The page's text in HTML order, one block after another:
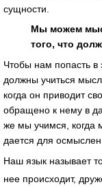
сущности.
Мы можем
того, что
Чтобы нам попасть
должны учиться
когда он приводит
обращено к нему в
же мы учимся, когда
дается для
Наш язык называет
нее происходит,